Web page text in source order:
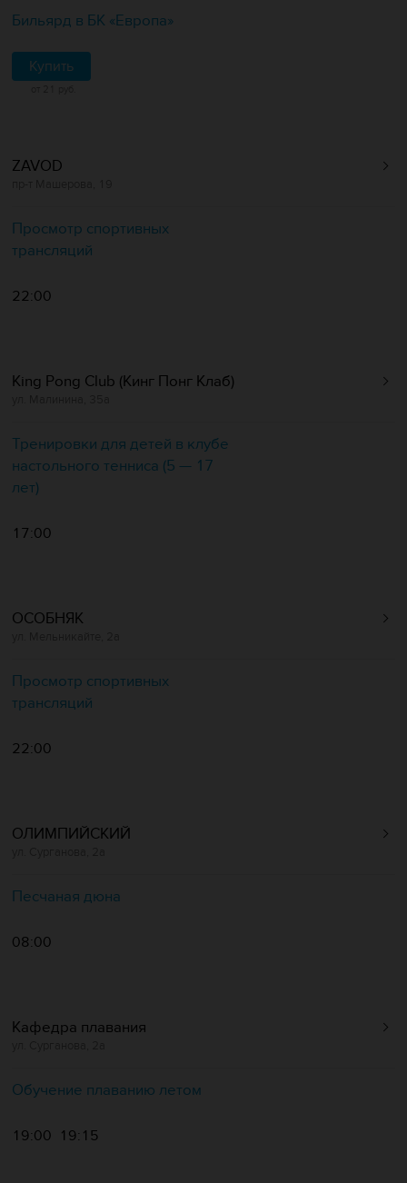
Бильярд в БК «Европa»
Купить
ZAVOD
Просмотр спортивных
трансляций
22:00
King Pong Club (Кинг Понг Клаб)
Тренировки для детей в клубе
настольного тенниса (5 — 17
лет)
17:00
ОСОБНЯК
Просмотр спортивных
трансляций
22:00
ОЛИМПИЙСКИЙ
Песчаная дюна
08:00
Кафедра плавания
Обучение плаванию летом
19:00 19:15